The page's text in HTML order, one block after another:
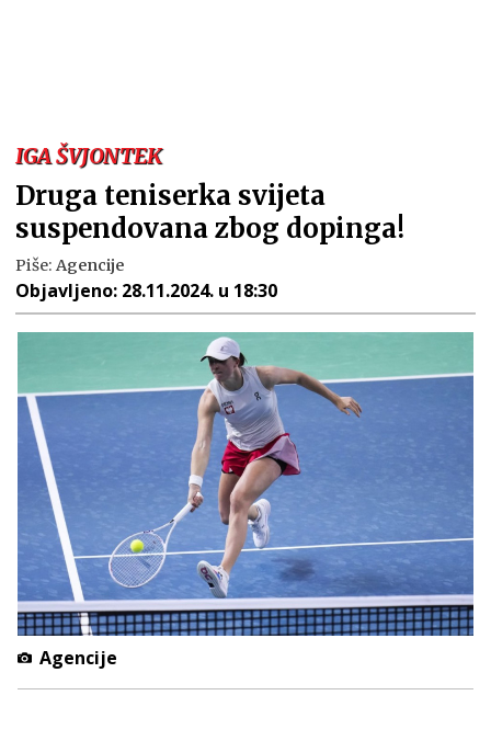
IGA ŠVJONTEK
Druga teniserka svijeta
suspendovana zbog dopinga!
Piše: Agencije
Objavljeno: 28.11.2024. u 18:30
Agencije